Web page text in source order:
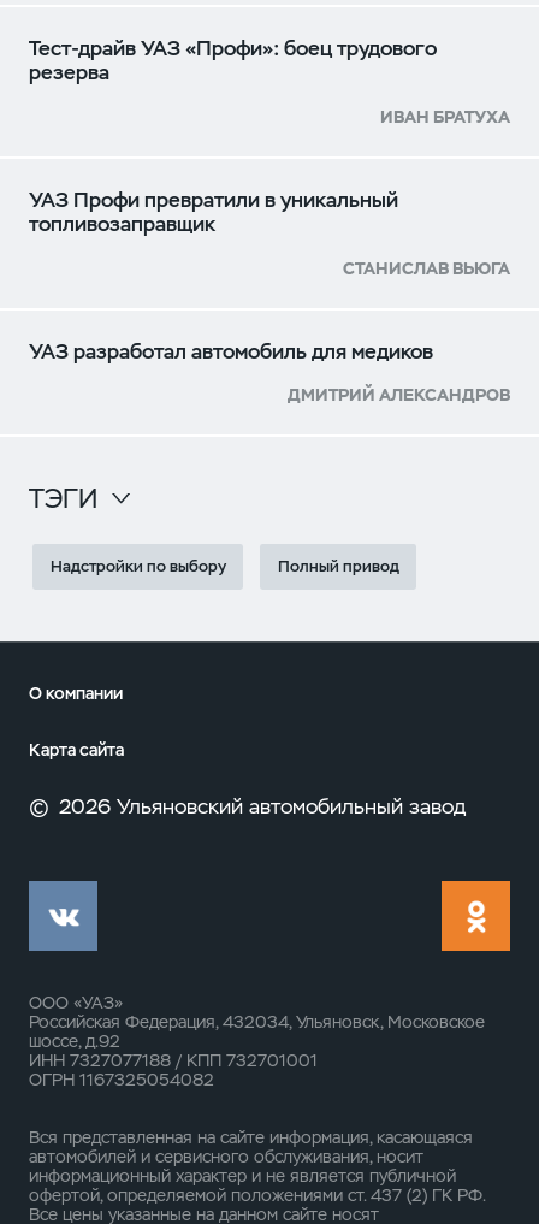
Тест-драйв УАЗ «Профи»: боец трудового
резерва
ИВАН БРАТУХА
УАЗ Профи превратили в уникальный
топливозаправщик
СТАНИСЛАВ ВЬЮГА
УАЗ разработал автомобиль для медиков
ДМИТРИЙ АЛЕКСАНДРОВ
ТЭГИ
Надстройки по выбору Полный привод
О компании
Карта сайта
© 2026 Ульяновский автомобильный завод
ООО «УАЗ»
Российская Федерация, 432034, Ульяновск, Московское
шоссе, д.92
ИНН 7327077188 / КПП 732701001
ОГРН 1167325054082
Вся представленная на сайте информация, касающаяся
автомобилей и сервисного обслуживания, носит
информационный характер и не является публичной
офертой, определяемой положениями ст. 437 (2) ГК РФ.
Все цены указанные на данном сайте носят